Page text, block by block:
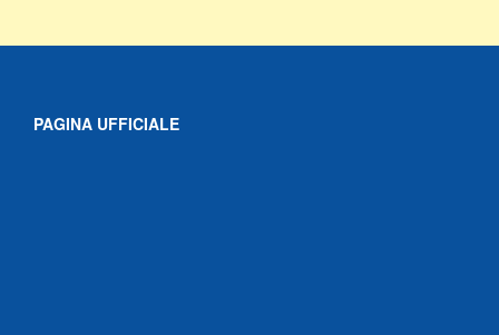
PAGINA UFFICIALE